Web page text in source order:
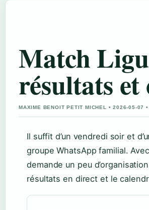
Match
résultats et
MAXIME BENOIT PETIT MICHEL • 2026-05-07
Il suffit d’un vendredi soir et
groupe WhatsApp familial.
demande un peu
résultats en direct et le